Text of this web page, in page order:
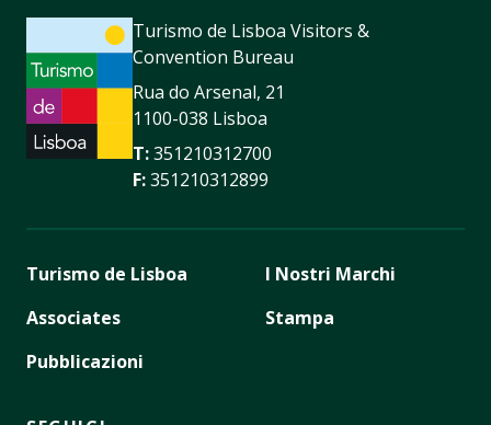
Turismo de Lisboa Visitors &
Convention Bureau
Rua do Arsenal, 21
1100-038 Lisboa
T:351210312700
F:351210312899
Turismo de Lisboa
Associates
Pubblicazioni
I Nostri Marchi
Stampa